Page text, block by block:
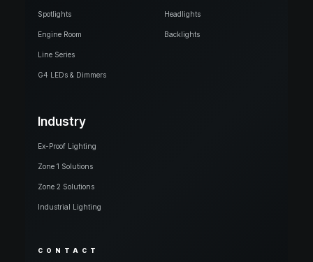
Spotlights
Engine Room
Line Series
G4 LEDs & Dimmers
Headlights
Backlights
Industry
Ex-Proof Lighting
Zone 1 Solutions
Zone 2 Solutions
Industrial Lighting
CONTACT